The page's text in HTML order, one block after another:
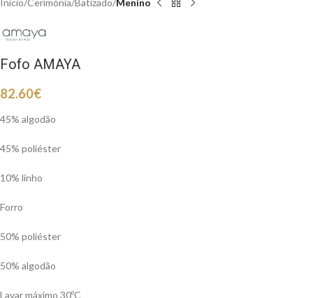
Início Cerimónia Batizado Menino
Fofo AMAYA
82.60€
45% algodão
45% poliéster
10% linho
Forro
50% poliéster
50% algodão
Lavar máximo 30ºC